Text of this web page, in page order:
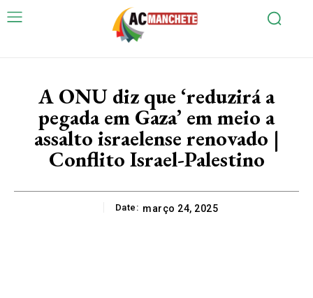
A ONU diz que ‘reduzirá a
pegada em Gaza’ em meio a
assalto israelense renovado |
Conflito Israel-Palestino
Date: março 24, 2025